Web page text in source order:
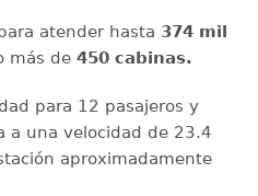
atender hasta 374 mil
más de 450 cabinas.
para 12 pasajeros y
a una velocidad de 23.4
aproximadamente